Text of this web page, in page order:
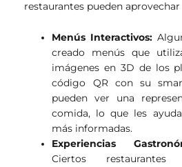
restaurantes pueden
Menús Interactivos:
creado menús que
imágenes en 3D de los
código QR con su
pueden ver una
comida, lo que les
más informadas.
Experiencias
Ciertos restaurantes